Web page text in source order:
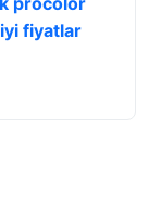
fiyatlar